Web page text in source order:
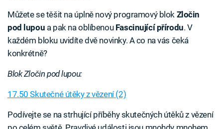
Můžete se těšit na úplně nový programový blok Zločin
pod lupou a pak na oblíbenou Fascinující přírodu. V
každém bloku uvidíte dvě novinky. A co na vás čeká
konkrétně?
Blok Zločin pod lupou:
17.50 Skutečné útěky z vězení (2)
Podívejte se na strhující příběhy skutečných útěků z vězení